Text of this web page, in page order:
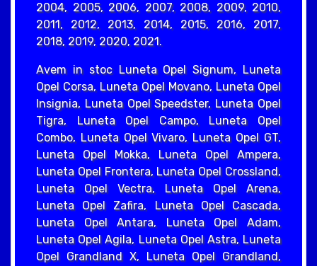
2004, 2005, 2006, 2007, 2008, 2009, 2010,
2011, 2012, 2013, 2014, 2015, 2016, 2017,
2018, 2019, 2020, 2021.
Avem in stoc Luneta Opel Signum, Luneta
Opel Corsa, Luneta Opel Movano, Luneta Opel
Insignia, Luneta Opel Speedster, Luneta Opel
Tigra, Luneta Opel Campo, Luneta Opel
Combo, Luneta Opel Vivaro, Luneta Opel GT,
Luneta Opel Mokka, Luneta Opel Ampera,
Luneta Opel Frontera, Luneta Opel Crossland,
Luneta Opel Vectra, Luneta Opel Arena,
Luneta Opel Zafira, Luneta Opel Cascada,
Luneta Opel Antara, Luneta Opel Adam,
Luneta Opel Agila, Luneta Opel Astra, Luneta
Opel Grandland X, Luneta Opel Grandland,